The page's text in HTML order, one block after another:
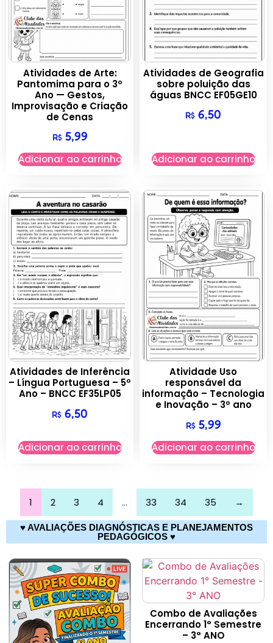
Atividades de Arte:
Pantomima para o 3º
Ano — Gestos,
Improvisação e Criação
de Cenas
R$5,99
Adicionar ao carrinho
Atividades de Geografia
sobre poluição das
águas BNCC EF05GE10
R$ 6,50
Adicionar ao carrinho
Atividades de Inferência
– Língua Portuguesa – 5º
Ano – BNCC EF35LP05
R$ 6,50
Adicionar ao carrinho
Atividade Uso
responsável da
informação – Tecnologia
e Inovação – 3º ano
R$5,99
Adicionar ao carrinho
1 2 3 4 … 33 34 35 →
♥ AVALIAÇÕES DIAGNÓSTICAS E PLANEJAMENTOS
PEDAGÓGICOS ♥
Combo de Avaliações
Encerrando 1° Semestre
– 3° ANO